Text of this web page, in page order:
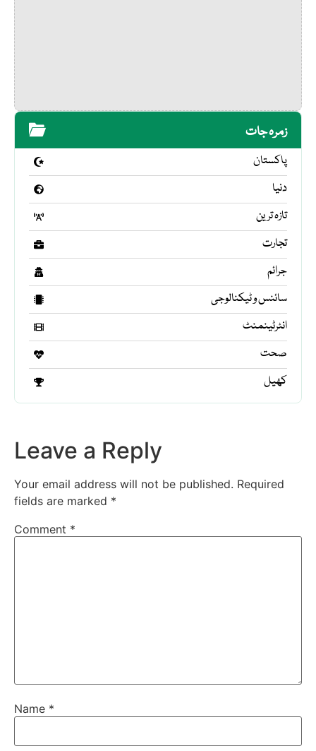
زمرہ جات
پاکستان
دنیا
تازہ ترین
تجارت
جرائم
سائنس و ٹیکنالوجی
انٹرٹینمنٹ
صحت
کھیل
Leave a Reply
Your email address will not be published. Required
fields are marked *
Comment *
Name *